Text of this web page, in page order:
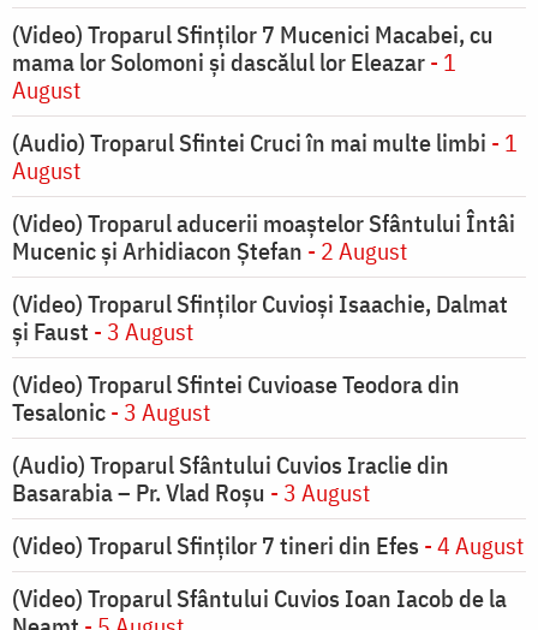
(Video) Troparul Sfinților 7 Mucenici Macabei, cu
mama lor Solomoni și dascălul lor Eleazar- 1
August
(Audio) Troparul Sfintei Cruci în mai multe limbi - 1
August
(Video) Troparul aducerii moaștelor Sfântului Întâi
Mucenic și Arhidiacon Ștefan - 2 August
(Video) Troparul Sfinților Cuvioși Isaachie, Dalmat
și Faust - 3 August
(Video) Troparul Sfintei Cuvioase Teodora din
Tesalonic- 3 August
(Audio) Troparul Sfântului Cuvios Iraclie din
Basarabia – Pr. Vlad Roșu - 3 August
(Video) Troparul Sfinților 7 tineri din Efes - 4 August
(Video) Troparul Sfântului Cuvios Ioan Iacob de la